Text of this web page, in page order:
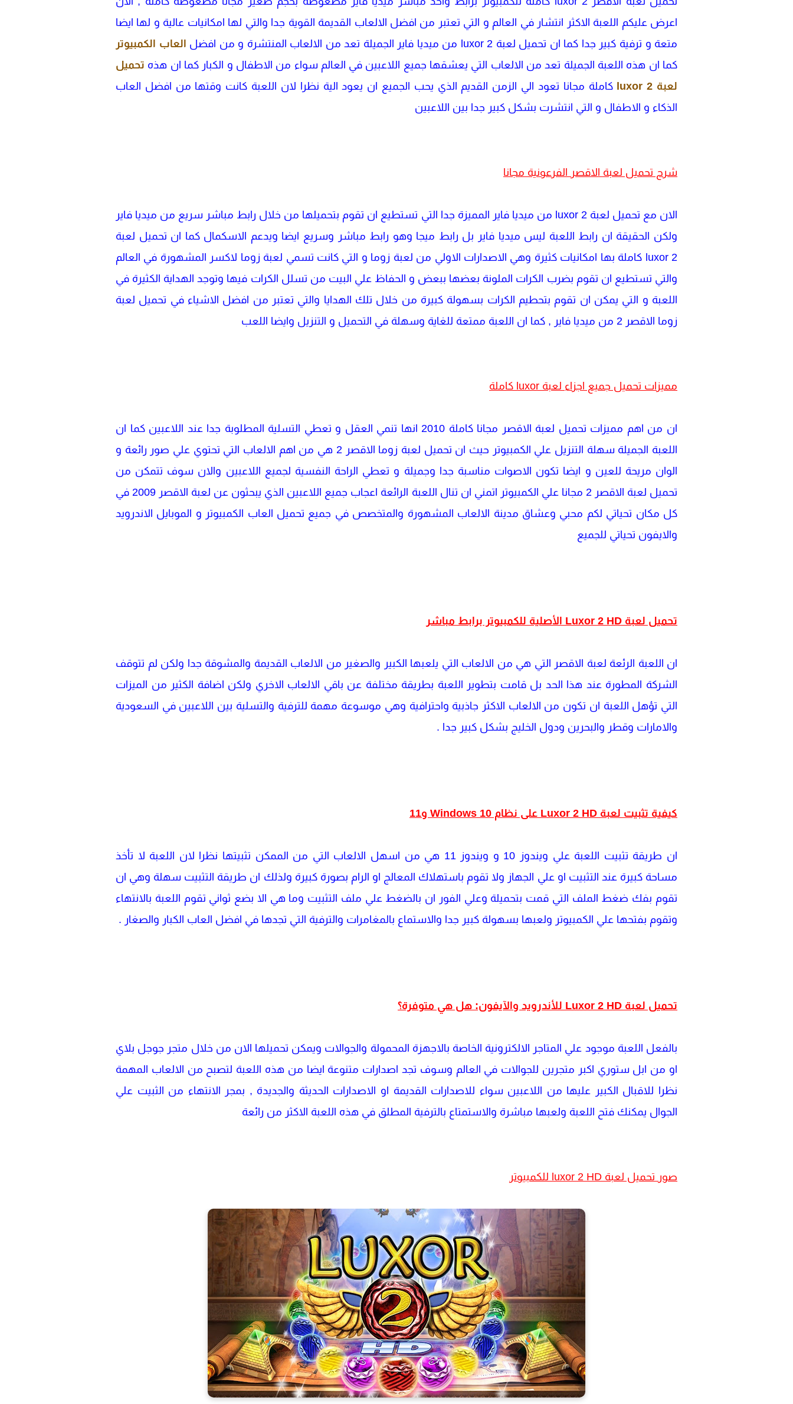
اعرض عليكم اللعبة الاكثر انتشار في العالم و التي تعتبر من افضل الالعاب القديمة القوية جدا والتي لها امكانيات عالية و لها ايضا
متعة و ترفية كبير جدا كما ان تحميل لعبة luxor 2 من ميديا فاير الجميلة تعد من الالعاب المنتشرة و من افضل
العاب الكمبيوتر
كما ان هذه اللعبة الجميلة تعد من الالعاب التي يعشقها جميع اللاعبين في العالم سواء من الاطفال و الكبار كما ان هذه تحميل
لعبة luxor 2
كاملة مجانا تعود الي الزمن القديم الذي يحب الجميع ان يعود الية نظرا لان اللعبة كانت وقتها من افضل العاب
الذكاء و الاطفال و التي انتشرت بشكل كبير جدا بين اللاعبين
شرح تحميل لعبة الاقصر الفرعونية مجانا
الان مع تحميل لعبة luxor 2 من ميديا فاير المميزة جدا التي تستطيع ان تقوم بتحميلها من خلال رابط مباشر سريع من ميديا فاير
ولكن الحقيقة ان رابط اللعبة ليس ميديا فاير بل رابط ميجا وهو رابط مباشر وسريع ايضا ويدعم الاسكمال كما ان تحميل لعبة
luxor 2 كاملة بها امكانيات كثيرة وهي الاصدارات الاولي من لعبة زوما و التي كانت تسمي لعبة زوما لاكسر المشهورة في العالم
والتي تستطيع ان تقوم بضرب الكرات الملونة بعضها ببعض و الحفاظ علي البيت من تسلل الكرات فيها وتوجد الهداية الكثيرة في
اللعبة و التي يمكن ان تقوم بتحطيم الكرات بسهولة كبيرة من خلال تلك الهدايا والتي تعتبر من افضل الاشياء في تحميل لعبة
زوما الاقصر 2 من ميديا فاير , كما ان اللعبة ممتعة للغاية وسهلة في التحميل و التنزيل وايضا اللعب
مميزات تحميل جميع اجزاء لعبة luxor كاملة
ان من اهم مميزات تحميل لعبة الاقصر مجانا كاملة 2010 انها تنمي العقل و تعطي التسلية المطلوبة جدا عند اللاعبين كما ان
اللعبة الجميلة سهلة التنزيل علي الكمبيوتر حيث ان تحميل لعبة زوما الاقصر 2 هي من اهم الالعاب التي تحتوي علي صور رائعة و
الوان مريحة للعين و ايضا تكون الاصوات مناسبة جدا وجميلة و تعطي الراحة النفسية لجميع اللاعبين والان سوف تتمكن من
تحميل لعبة الاقصر 2 مجانا علي الكمبيوتر اتمني ان تنال اللعبة الرائعة اعجاب جميع اللاعبين الذي يبحثون عن لعبة الاقصر 2009 في
كل مكان تحياتي لكم محبي وعشاق مدينة الالعاب المشهورة والمتخصص في جميع تحميل العاب الكمبيوتر و الموبايل الاندرويد
والايفون تحياتي للجميع
تحميل لعبة Luxor 2 HD الأصلية للكمبيوتر برابط مباشر
ان اللعبة الرئعة لعبة الاقصر التي هي من الالعاب التي يلعبها الكبير والصغير من الالعاب القديمة والمشوقة جدا ولكن لم تتوقف
الشركة المطورة عند هذا الحد بل قامت بتطوير اللعبة بطريقة مختلفة عن باقي الالعاب الاخري ولكن اضافة الكثير من الميزات
التي تؤهل اللعبة ان تكون من الالعاب الاكثر جاذبية واحترافية وهي موسوعة مهمة للترفية والتسلية بين اللاعبين في السعودية
والامارات وقطر والبحرين ودول الخليج بشكل كبير جدا .
كيفية تثبيت لعبة Luxor 2 HD على نظام Windows 10 و11
ان طريقة تثبيت اللعبة علي ويندوز 10 و ويندوز 11 هي من اسهل الالعاب التي من الممكن تثبيتها نظرا لان اللعبة لا تأخذ
مساحة كبيرة عند التثبيت او علي الجهاز ولا تقوم باستهلاك المعالج او الرام بصورة كبيرة ولذلك ان طريقة التثبيت سهلة وهي ان
تقوم بفك ضغط الملف التي قمت بتحميلة وعلي الفور ان بالضغط علي ملف التثبيت وما هي الا بضع ثواني تقوم اللعبة بالانتهاء
وتقوم بفتحها علي الكمبيوتر ولعبها بسهولة كبير جدا والاستماع بالمغامرات والترفية التي تجدها في افضل العاب الكبار والصغار .
تحميل لعبة Luxor 2 HD للأندرويد والآيفون: هل هي متوفرة؟
بالفعل اللعبة موجود علي المتاجر الالكترونية الخاصة بالاجهزة المحمولة والجوالات ويمكن تحميلها الان من خلال متجر جوجل بلاي
او من ابل ستوري اكبر متجرين للجوالات في العالم وسوف تجد اصدارات متنوعة ايضا من هذه اللعبة لتصبح من الالعاب المهمة
نظرا للاقبال الكبير عليها من اللاعبين سواء للاصدارات القديمة او الاصدارات الحديثة والجديدة , بمجر الانتهاء من الثبيت علي
الجوال يمكنك فتح اللعبة ولعبها مباشرة والاستمتاع بالترفية المطلق في هذه اللعبة الاكثر من رائعة
صور تحميل لعبة luxor 2 HD للكمبيوتر